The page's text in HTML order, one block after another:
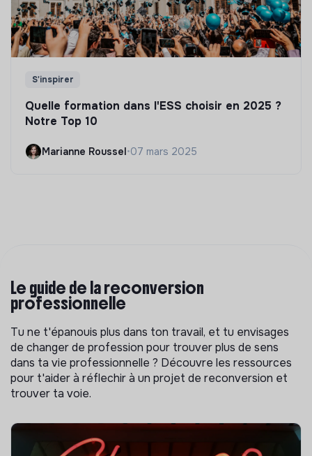
S'inspirer
Quelle formation dans l'ESS choisir en 2025 ?
Notre Top 10
Marianne Roussel•07 mars 2025
Le guide de la reconversion
professionnelle
Tu ne t'épanouis plus dans ton travail, et tu envisages
de changer de profession pour trouver plus de sens
dans ta vie professionnelle ? Découvre les ressources
pour t'aider à réflechir à un projet de reconversion et
trouver ta voie.